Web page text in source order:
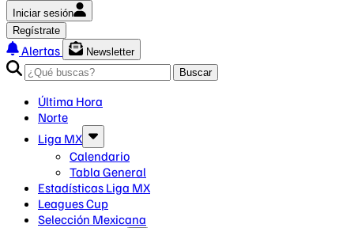
Iniciar sesión
Regístrate
Alertas
Newsletter
Buscar
Última Hora
Norte
Liga MX
Calendario
Tabla General
Estadísticas Liga MX
Leagues Cup
Selección Mexicana